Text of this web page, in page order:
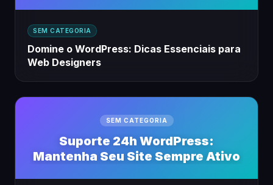
SEM CATEGORIA
Domine o WordPress: Dicas Essenciais para
Web Designers
SEM CATEGORIA
Suporte 24h WordPress:
Mantenha Seu Site Sempre Ativo